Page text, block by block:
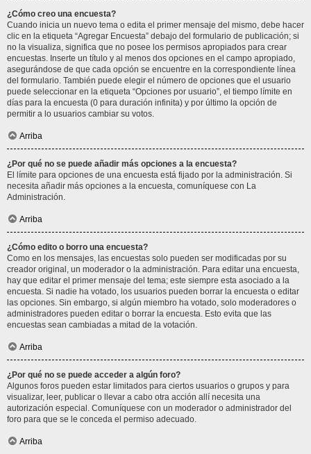
¿Cómo creo una encuesta?
Cuando inicia un nuevo tema o edita el primer mensaje del mismo, debe hacer
clic en la etiqueta “Agregar Encuesta” debajo del formulario de publicación; si
no la visualiza, significa que no posee los permisos apropiados para crear
encuestas. Inserte un título y al menos dos opciones en el campo apropiado,
asegurándose de que cada opción se encuentre en la correspondiente línea
del formulario. También puede elegir el número de opciones que el usuario
puede seleccionar en la etiqueta “Opciones por usuario”, el tiempo límite en
días para la encuesta (0 para duración infinita) y por último la opción de
permitir a lo usuarios cambiar su votos.
Arriba
¿Por qué no se puede añadir más opciones a la encuesta?
El límite para opciones de una encuesta está fijado por la administración. Si
necesita añadir más opciones a la encuesta, comuníquese con La
Administración.
Arriba
¿Cómo edito o borro una encuesta?
Como en los mensajes, las encuestas solo pueden ser modificadas por su
creador original, un moderador o la administración. Para editar una encuesta,
hay que editar el primer mensaje del tema; este siempre esta asociado a la
encuesta. Si nadie ha votado, los usuarios pueden borrar la encuesta o editar
las opciones. Sin embargo, si algún miembro ha votado, solo moderadores o
administradores pueden editar o borrar la encuesta. Esto evita que las
encuestas sean cambiadas a mitad de la votación.
Arriba
¿Por qué no se puede acceder a algún foro?
Algunos foros pueden estar limitados para ciertos usuarios o grupos y para
visualizar, leer, publicar o llevar a cabo otra acción allí necesita una
autorización especial. Comuníquese con un moderador o administrador del
foro para que se le conceda el permiso adecuado.
Arriba